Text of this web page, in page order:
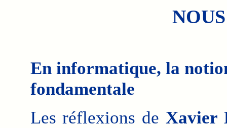
En informatique, la
fondamentale
Les réflexions de Xavier